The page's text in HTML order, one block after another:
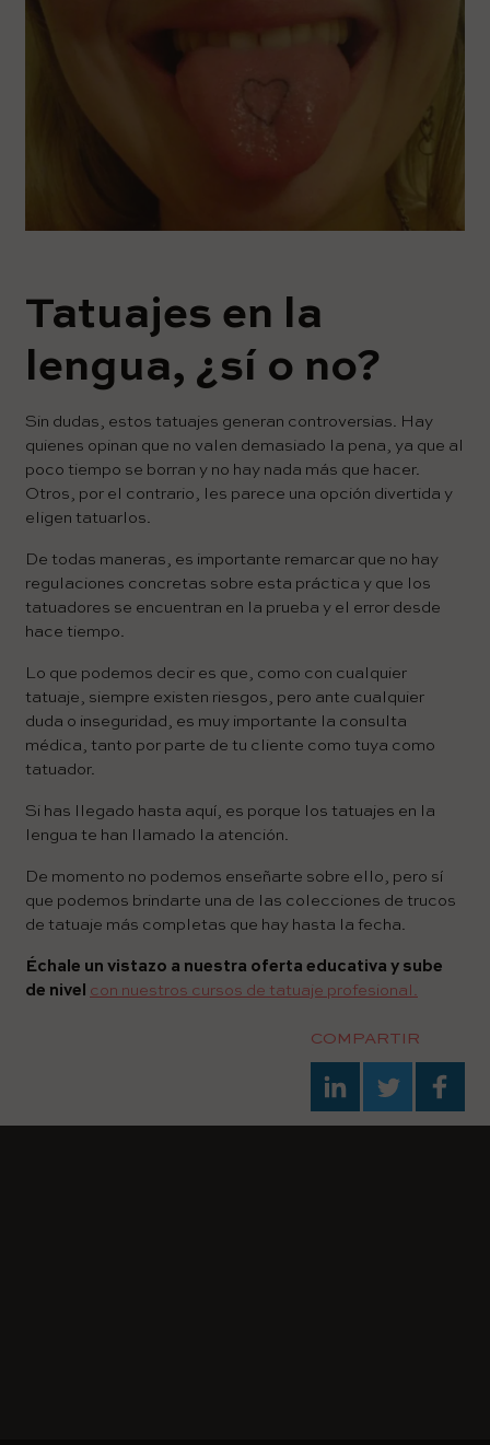
Tatuajes en la
lengua, ¿sí o no?
Sin dudas, estos tatuajes generan controversias. Hay
quienes opinan que no valen demasiado la pena, ya que al
poco tiempo se borran y no hay nada más que hacer.
Otros, por el contrario, les parece una opción divertida y
eligen tatuarlos.
De todas maneras, es importante remarcar que no hay
regulaciones concretas sobre esta práctica y que los
tatuadores se encuentran en la prueba y el error desde
hace tiempo.
Lo que podemos decir es que, como con cualquier
tatuaje, siempre existen riesgos, pero ante cualquier
duda o inseguridad, es muy importante la consulta
médica, tanto por parte de tu cliente como tuya como
tatuador.
Si has llegado hasta aquí, es porque los tatuajes en la
lengua te han llamado la atención.
De momento no podemos enseñarte sobre ello, pero sí
que podemos brindarte una de las colecciones de trucos
de tatuaje más completas que hay hasta la fecha.
Échale un vistazo a nuestra oferta educativa y sube
de nivel con nuestros cursos de tatuaje profesional.
COMPARTIR